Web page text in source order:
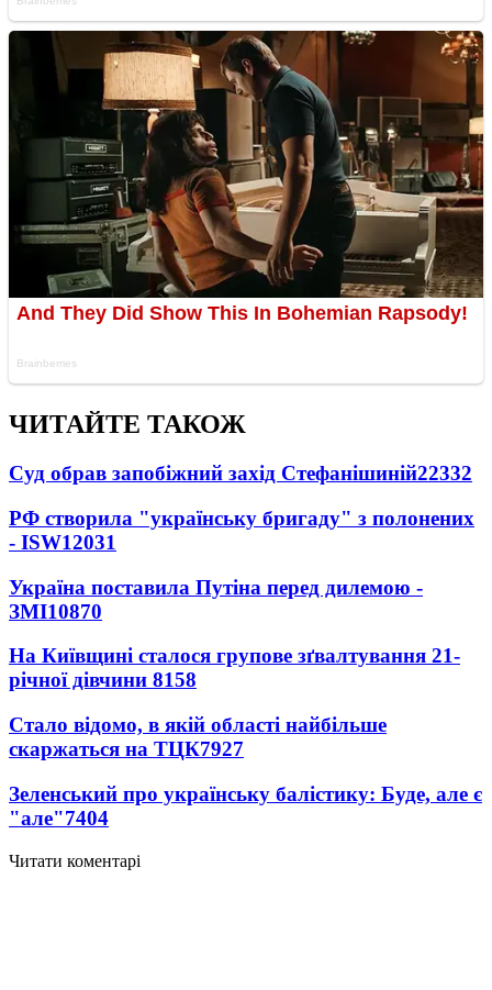
ЧИТАЙТЕ ТАКОЖ
Суд обрав запобіжний захід Стефанішиній22332
РФ створила "українську бригаду" з полонених
- ISW12031
Україна поставила Путіна перед дилемою -
ЗМІ10870
На Київщині сталося групове зґвалтування 21-
річної дівчини 8158
Стало відомо, в якій області найбільше
скаржаться на ТЦК7927
Зеленський про українську балістику: Буде, але є
"але"7404
Читати коментарі